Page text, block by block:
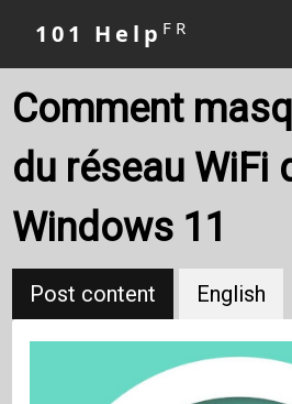
101 Help FR
Comment
du réseau WiFi
Windows 11
Post content English